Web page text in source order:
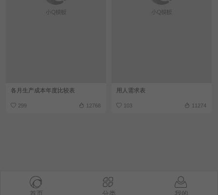
各月生产成本年度比较表
299 12768
用人需求表
103 11274
首页 分类 我的